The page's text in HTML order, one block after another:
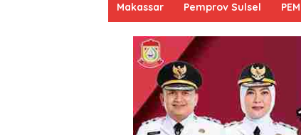
Makassar Pemprov Sulsel